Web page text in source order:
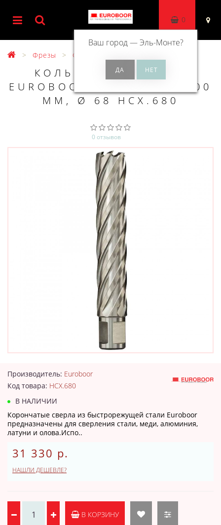
Ваш город —Эль-Монте?
0
Фрезы Фрезы HSS 100 мм
КОЛЬЦЕВОЕ СВЕРЛО
EUROBOOR HSS ДЛИНА 100
ММ, Ø 68 HCX.680
0 отзывов
Производитель: Euroboor
Код товара: HCX.680
В НАЛИЧИИ
Корончатые сверла из быстрорежущей стали Euroboor
предназначены для сверления стали, меди, алюминия,
латуни и олова.Испо..
31 330 р.
НАШЛИ ДЕШЕВЛЕ?
В КОРЗИНУ